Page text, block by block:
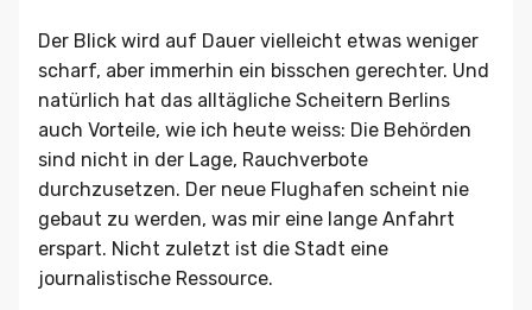
Der Blick wird auf Dauer vielleicht etwas weniger
scharf, aber immerhin ein bisschen gerechter. Und
natürlich hat das alltägliche Scheitern Berlins
auch Vorteile, wie ich heute weiss: Die Behörden
sind nicht in der Lage, Rauchverbote
durchzusetzen. Der neue Flughafen scheint nie
gebaut zu werden, was mir eine lange Anfahrt
erspart. Nicht zuletzt ist die Stadt eine
journalistische Ressource.